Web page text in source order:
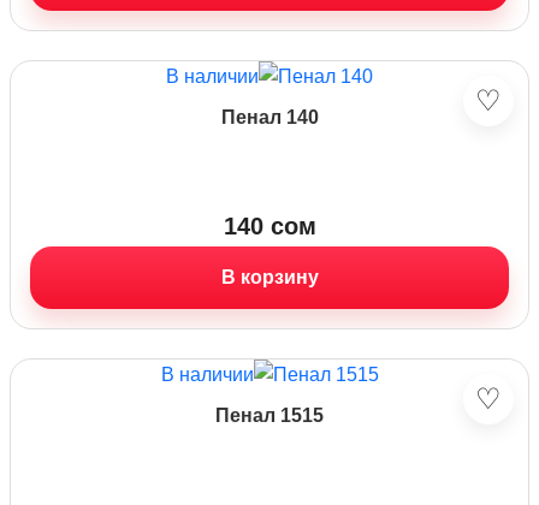
В наличии
♡
Пенал 140
140 сом
В корзину
В наличии
♡
Пенал 1515